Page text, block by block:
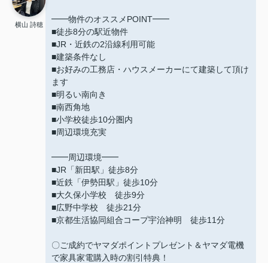
横山 詩穂
━━物件のオススメPOINT━━
■徒歩8分の駅近物件
■JR・近鉄の2沿線利用可能
■建築条件なし
■お好みの工務店・ハウスメーカーにて建築して頂け
ます
■明るい南向き
■南西角地
■小学校徒歩10分圏内
■周辺環境充実
━━周辺環境━━
■JR「新田駅」徒歩8分
■近鉄「伊勢田駅」徒歩10分
■大久保小学校 徒歩9分
■広野中学校 徒歩21分
■京都生活協同組合コープ宇治神明 徒歩11分
〇ご成約でヤマダポイントプレゼント＆ヤマダ電機
で家具家電購入時の割引特典！